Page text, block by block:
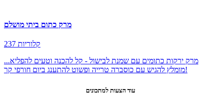
מרק כתום ביתי מושלם
237 קלוריות
מרק ירקות כתומים עם שמנת לבישול - קל להכנה וטעים להפליא...
מומלץ להגיש עם כוסברה טרייה ופשוט להתענג ביום חורפי קר!
עוד הצעות למתכונים